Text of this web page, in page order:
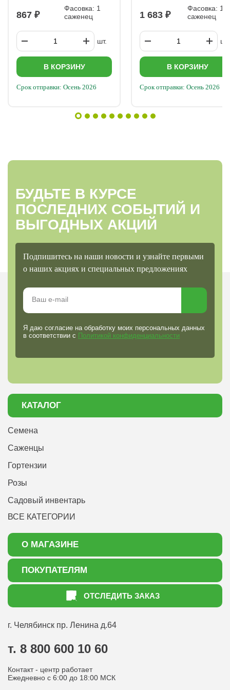
867
Фасовка: 1
саженец
шт.
В КОРЗИНУ
Срок отправки: Осень 2026
1 683
Фасовка: 1
саженец
шт.
В КОРЗИНУ
Срок отправки: Осень 2026
БУДЬТЕ В КУРСЕ
ПОСЛЕДНИХ СОБЫТИЙ И
ВЫГОДНЫХ АКЦИЙ
Подпишитесь на наши новости и узнайте первыми
о наших акциях и специальных предложениях
Я даю согласие на обработку моих персональных данных
в соответствии с Политикой конфиденциальности
КАТАЛОГ
Семена
Саженцы
Гортензии
Розы
Садовый инвентарь
ВСЕ КАТЕГОРИИ
О МАГАЗИНЕ
О нас
Акции
ПОКУПАТЕЛЯМ
Как оформить заказ
Статьи садоводу
Оптовым покупателям
Политика конфиденциальности
ОТСЛЕДИТЬ ЗАКАЗ
г. Челябинск пр. Ленина д.64
т. 8 800 600 10 60
Контакт - центр работает
Ежедневно с 6:00 до 18:00 МСК